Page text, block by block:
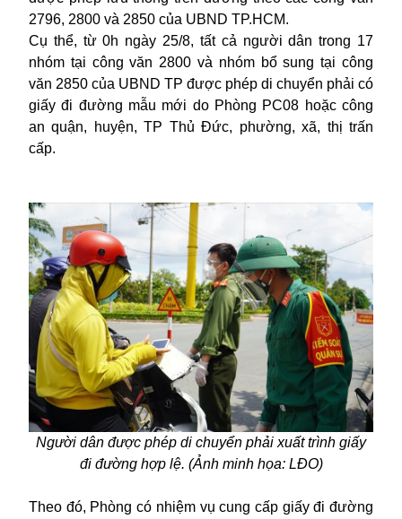
2796, 2800 và 2850 của UBND TP.HCM.
Cụ thể, từ 0h ngày 25/8, tất cả người dân trong 17
nhóm tại công văn 2800 và nhóm bổ sung tại công
văn 2850 của UBND TP được phép di chuyển phải có
giấy đi đường mẫu mới do Phòng PC08 hoặc công
an quận, huyện, TP Thủ Đức, phường, xã, thị trấn
cấp.
Người dân được phép di chuyển phải xuất trình giấy
đi đường hợp lệ. (Ảnh minh họa: LĐO)
Theo đó, Phòng có nhiệm vụ cung cấp giấy đi đường